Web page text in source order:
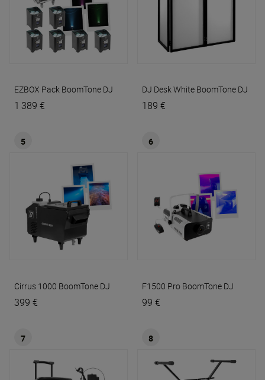
EZBOX Pack BoomTone DJ
1 389 €
DJ Desk White BoomTone DJ
189 €
5
Cirrus 1000 BoomTone DJ
399 €
6
F1500 Pro BoomTone DJ
99 €
7 8